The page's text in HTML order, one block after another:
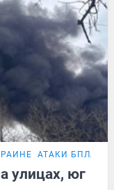
АТАКИ БПЛА
улицах, юг